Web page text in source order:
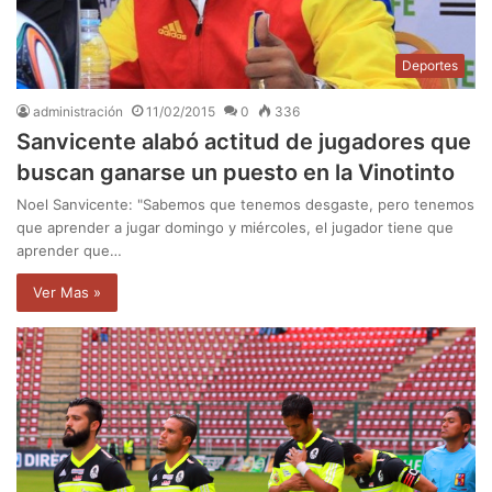
Deportes
administración 11/02/2015 0 336
Sanvicente alabó actitud de jugadores que
buscan ganarse un puesto en la Vinotinto
Noel Sanvicente: "Sabemos que tenemos desgaste, pero tenemos
que aprender a jugar domingo y miércoles, el jugador tiene que
aprender que…
Ver Mas »